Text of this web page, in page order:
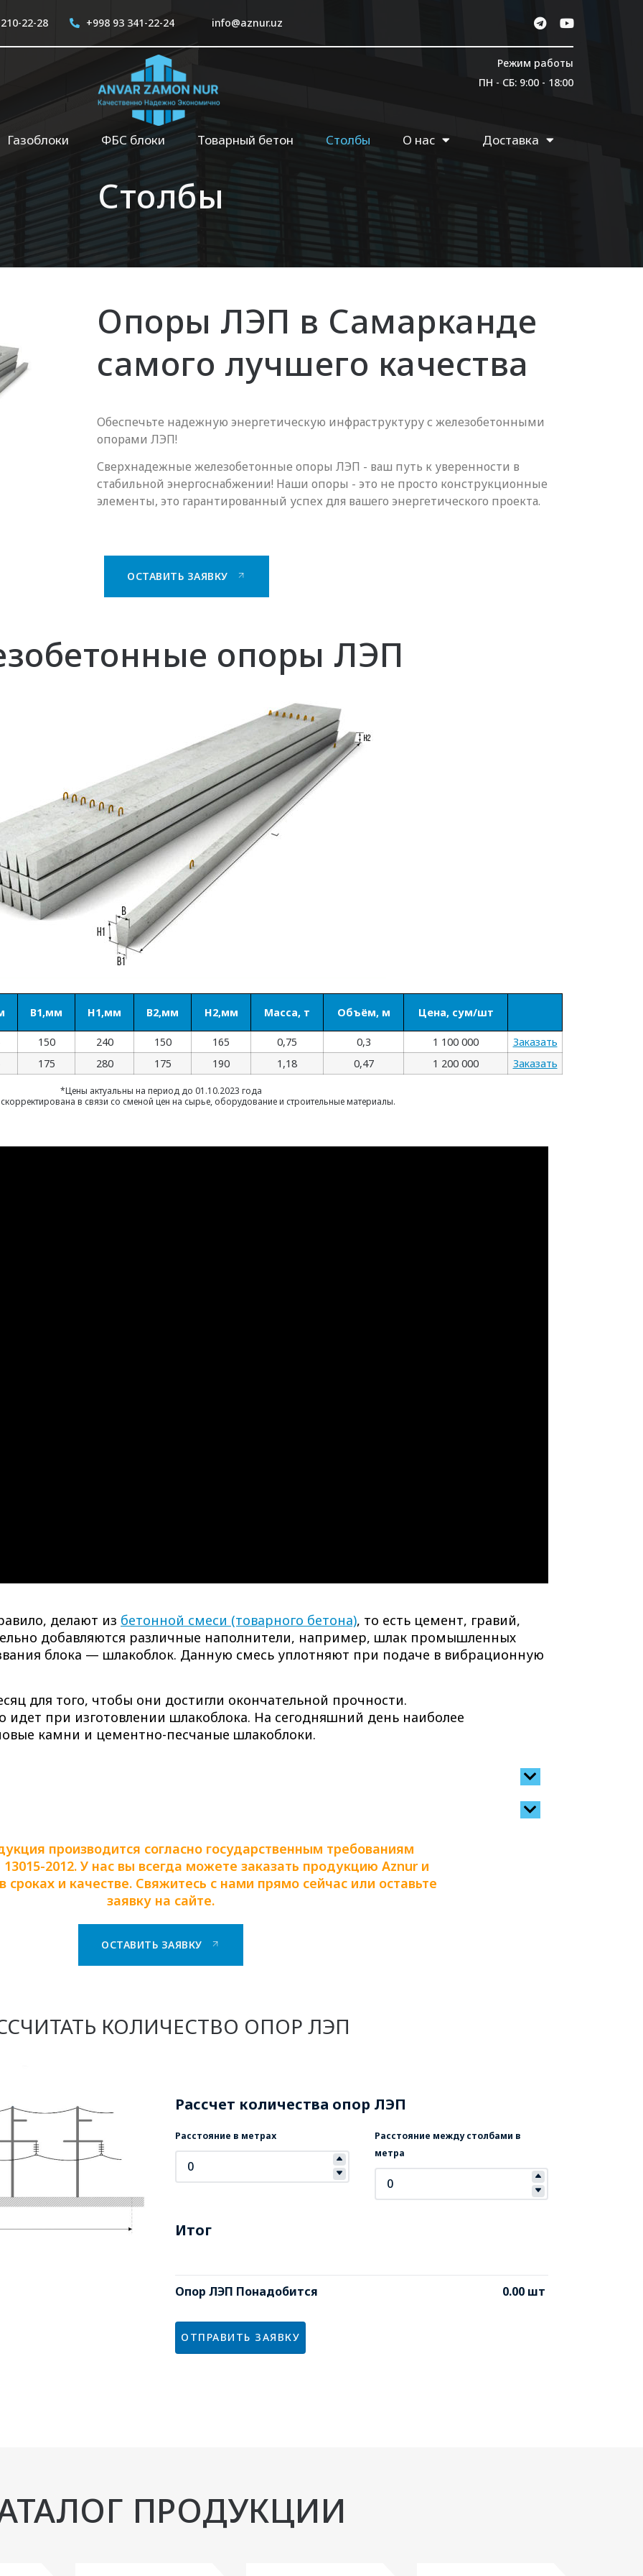
22-28 +998 93 341-22-24 info@aznur.uz
Режим работы
ПН - СБ: 9:00 - 18:00
Газоблоки ФБС блоки Товарный бетон Столбы О нас Доставка
Столбы
Опоры ЛЭП в Самарканде
самого лучшего качества
Обеспечьте надежную энергетическую инфраструктуру с железобетонными
опорами ЛЭП!
Сверхнадежные железобетонные опоры ЛЭП - ваш путь к уверенности в
стабильной энергоснабжении! Наши опоры - это не просто конструкционные
элементы, это гарантированный успех для вашего энергетического проекта.
ОСТАВИТЬ ЗАЯВКУ
опоры ЛЭП
B1,мм H1,мм B2,мм H2,мм Масса, т Объём, м Цена, сум/шт
150 240 150 165 0,75 0,3 1 100 000
Заказать
175 280 175 190 1,18 0,47 1 200 000 Заказать
*Цены актуальны на период до 01.10.2023 года
в связи со сменой цен на сырье, оборудование и строительные материалы.
делают из бетонной смеси (товарного бетона), то есть цемент, гравий,
добавляются различные наполнители, например, шлак промышленных
блока — шлакоблок. Данную смесь уплотняют при подаче в вибрационную
для того, чтобы они достигли окончательной прочности.
идет при изготовлении шлакоблока. На сегодняшний день наиболее
камни и цементно-песчаные шлакоблоки.
производится согласно государственным требованиям
2012. У нас вы всегда можете заказать продукцию Aznur и
и качестве. Свяжитесь с нами прямо сейчас или оставьте
заявку на сайте.
ОСТАВИТЬ ЗАЯВКУ
КОЛИЧЕСТВО ОПОР ЛЭП
Рассчет количества опор ЛЭП
Расстояние в метрах
Расстояние между столбами в
метра
Итог
Опор ЛЭП Понадобится 0.00 шт
ОТПРАВИТЬ ЗАЯВКУ
ПРОДУКЦИИ